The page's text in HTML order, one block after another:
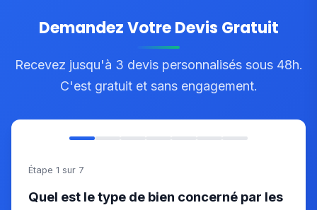
Demandez Votre Devis Gratuit
Recevez jusqu'à 3 devis personnalisés sous 48h.
C'est gratuit et sans engagement.
Étape 1 sur 7
Quel est le type de bien concerné par les